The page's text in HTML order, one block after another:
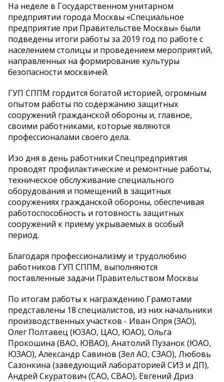
На неделе в Государственном унитарном
предприятии города Москвы «Специальное
предприятие при Правительстве Москвы» были
подведены итоги работы за 2019 год по работе с
населением столицы и проведением мероприятий,
направленных на формирование культуры
безопасности москвичей.
ГУП СППМ гордится богатой историей, огромным
опытом работы по содержанию защитных
сооружений гражданской обороны и, главное,
своими работниками, которые являются
профессионалами своего дела.
Изо дня в день работники Спецпредприятия
проводят профилактические и ремонтные работы,
техническое обслуживание специального
оборудования и помещений в защитных
сооружениях гражданской обороны, обеспечивая
работоспособность и готовность защитных
сооружений к приему укрываемых в особый
период.
Благодаря профессионализму и трудолюбию
работников ГУП СППМ, выполняются
поставленные задачи Правительством Москвы
По итогам работы к награждению Грамотами
представлены 18 специалистов, из них начальники
производственных участков - Иван Опря (ЗАО),
Олег Полтавец (ЮЗАО, ЦАО, ЮАО), Ольга
Прокошина (ВАО, ЮВАО), Анатолий Пузанок (ЮАО,
ЮЗАО), Александр Савинов (Зел АО, СЗАО), Любовь
Сазонкина (заведующий лабораторией СИЗ и ДП),
Андрей Скуратович (САО, СВАО), Евгений Дриз